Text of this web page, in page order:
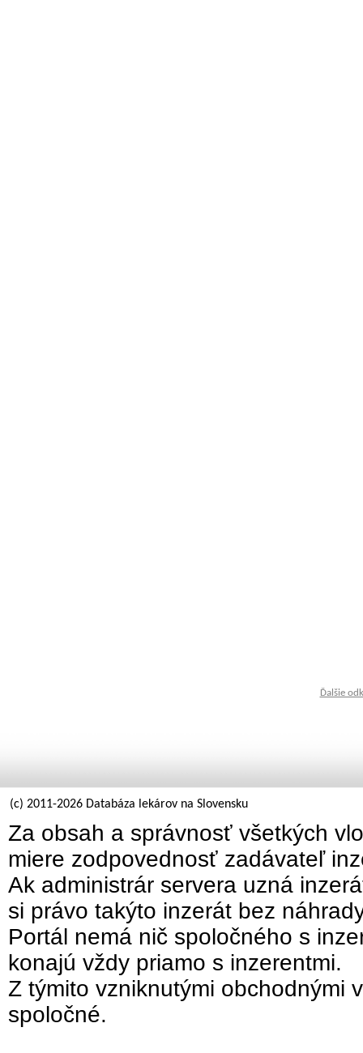
Ďalšie
(c) 2011-2026 Databáza lekárov na Slovensku
Za obsah a správnosť všetkých
miere zodpovednosť zadávateľ
Ak administrár servera uzná
si právo takýto inzerát bez
Portál nemá nič spoločného s
konajú vždy priamo s inzerentmi.
Z týmito vzniknutými obchodnými
spoločné.